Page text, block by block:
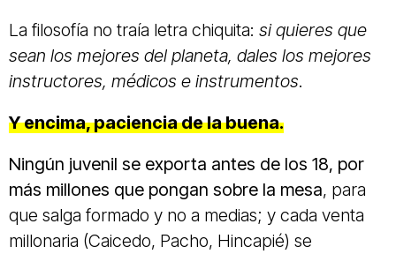
La filosofía no traía letra chiquita: si quieres que
sean los mejores del planeta, dales los mejores
instructores, médicos e instrumentos.
Y encima, paciencia de la buena.
Ningún juvenil se exporta antes de los 18, por
más millones que pongan sobre la mesa, para
que salga formado y no a medias; y cada venta
millonaria (Caicedo, Pacho, Hincapié) se